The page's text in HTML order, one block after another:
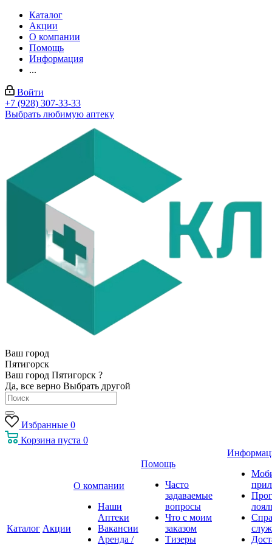
Каталог
Акции
О компании
Помощь
Информация
...
Войти
+7 (928) 307-33-33
Выбрать любимую аптеку
Ваш город
Пятигорск
Ваш город Пятигорск ?
Да, все верно Выбрать другой
Избранные 0
Корзина пуста 0
Каталог Акции
О компании
Наши
Аптеки
Вакансии
Аренда /
Помощь
Часто
задаваемые
вопросы
Что с моим
заказом
Тизеры